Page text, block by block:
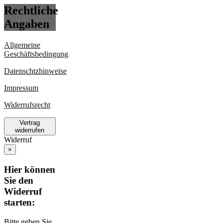
Rechtliche
Angaben
Allgemeine
Geschäftsbedingung
Datenschtzhinweise
Impressum
Widerrufsrecht
Vertrag
widerrufen
Widerruf
×
Hier können
Sie den
Widerruf
starten: